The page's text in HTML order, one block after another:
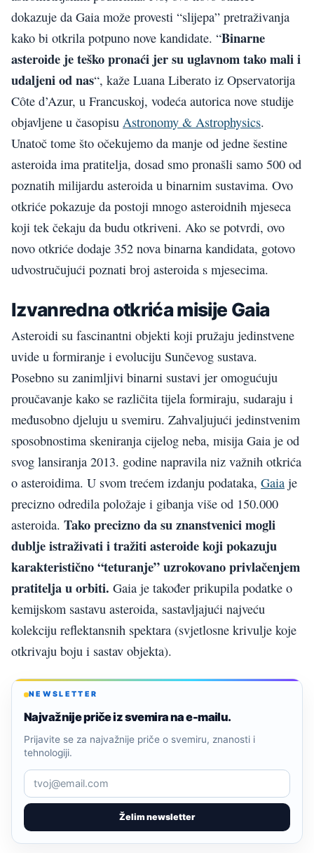
dokazuje da Gaia može provesti “slijepa” pretraživanja
kako bi otkrila potpuno nove kandidate. “Binarne
asteroide je teško pronaći jer su uglavnom tako mali i
udaljeni od nas“, kaže Luana Liberato iz Opservatorija
Côte d’Azur, u Francuskoj, vodeća autorica nove studije
objavljene u časopisu Astronomy & Astrophysics.
Unatoč tome što očekujemo da manje od jedne šestine
asteroida ima pratitelja, dosad smo pronašli samo 500 od
poznatih milijardu asteroida u binarnim sustavima. Ovo
otkriće pokazuje da postoji mnogo asteroidnih mjeseca
koji tek čekaju da budu otkriveni. Ako se potvrdi, ovo
novo otkriće dodaje 352 nova binarna kandidata, gotovo
udvostručujući poznati broj asteroida s mjesecima.
Izvanredna otkrića misije Gaia
Asteroidi su fascinantni objekti koji pružaju jedinstvene
uvide u formiranje i evoluciju Sunčevog sustava.
Posebno su zanimljivi binarni sustavi jer omogućuju
proučavanje kako se različita tijela formiraju, sudaraju i
međusobno djeluju u svemiru. Zahvaljujući jedinstvenim
sposobnostima skeniranja cijelog neba, misija Gaia je od
svog lansiranja 2013. godine napravila niz važnih otkrića
o asteroidima. U svom trećem izdanju podataka, Gaia je
precizno odredila položaje i gibanja više od 150.000
asteroida. Tako precizno da su znanstvenici mogli
dublje istraživati i tražiti asteroide koji pokazuju
karakteristično “teturanje” uzrokovano privlačenjem
pratitelja u orbiti. Gaia je također prikupila podatke o
kemijskom sastavu asteroida, sastavljajući najveću
kolekciju reflektansnih spektara (svjetlosne krivulje koje
otkrivaju boju i sastav objekta).
NEWSLETTER
Najvažnije priče iz svemira na e-mailu.
Želim newsletter
Prijavite se za najvažnije priče o svemiru, znanosti i
tehnologiji.